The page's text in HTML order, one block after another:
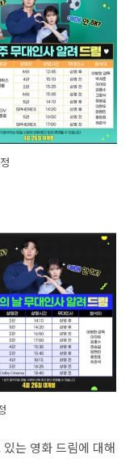
는 영화 드림에 대해